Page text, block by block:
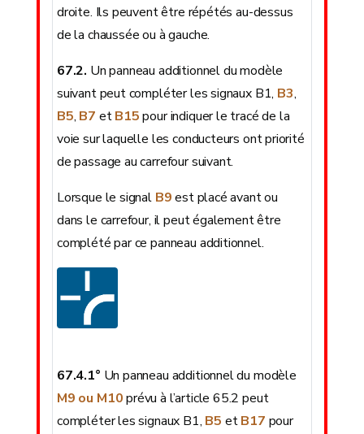
droite. Ils peuvent être répétés au-dessus
de la chaussée ou à gauche.
67.2. Un panneau additionnel du modèle
suivant peut compléter les signaux B1, B3,
B5, B7 etB15pour indiquer le tracé de la
voie sur laquelle les conducteurs ont priorité
de passage au carrefour suivant.
Lorsque le signal B9est placé avant ou
dans le carrefour, il peut également être
complété par ce panneau additionnel.
67.4.1° Un panneau additionnel du modèle
M9 ou M10prévu à l’article 65.2 peut
compléter les signaux B1, B5 etB17 pour